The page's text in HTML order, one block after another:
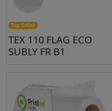
Top Seller
TEX 110 FLAG ECO
SUBLY FR B1